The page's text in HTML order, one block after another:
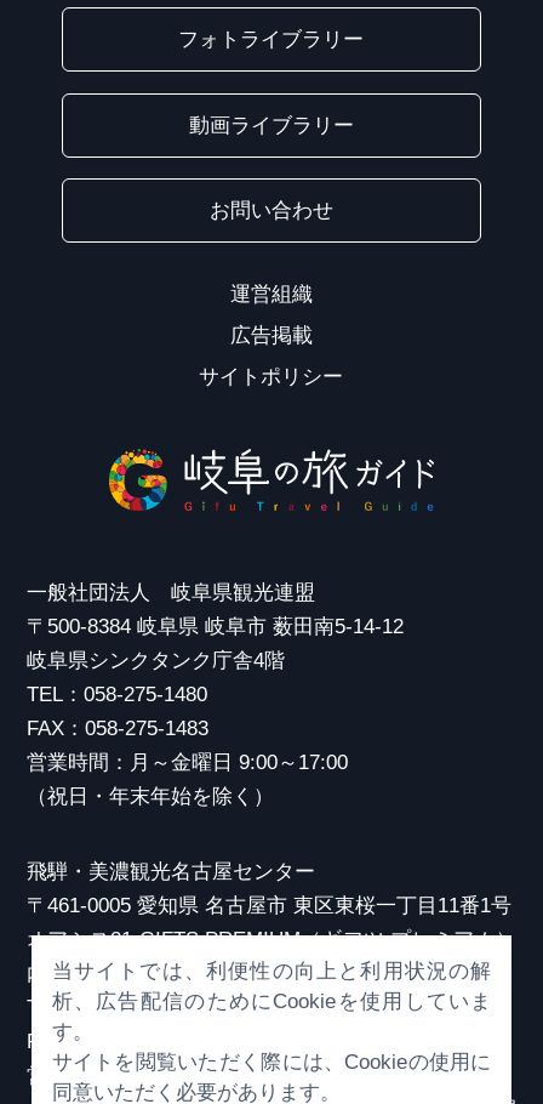
フォトライブラリー
動画ライブラリー
お問い合わせ
運営組織
広告掲載
サイトポリシー
一般社団法人 岐阜県観光連盟
〒500-8384 岐阜県 岐阜市 薮田南5-14-12
岐阜県シンクタンク庁舎4階
TEL：058-275-1480
FAX：058-275-1483
営業時間：月～金曜日 9:00～17:00
（祝日・年末年始を除く）
飛騨・美濃観光名古屋センター
〒461-0005 愛知県 名古屋市 東区東桜一丁目11番1号
オアシス21 GIFTS PREMIUM（ギフツ プレミアム）
内
TEL：052-253-6185
FAX：052-253-6186
営業時間：10:00～21:00
当サイトでは、利便性の向上と利用状況の解
析、広告配信のためにCookieを使用していま
す。
サイトを閲覧いただく際には、Cookieの使用に
同意いただく必要があります。